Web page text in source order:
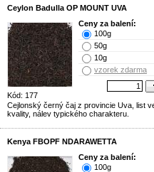
Ceylon Badulla OP MOUNT UVA
Kód: 177
Ceny za balení:
100g
50g
10g
vzorek zdarma
Cejlonský černý čaj z provincie Uva, list
kvality, nálev typického charakteru.
Kenya FBOPF NDARAWETTA
Ceny za balení:
100g